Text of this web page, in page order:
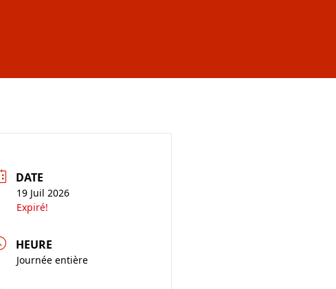
DATE
19 Juil 2026
Expiré!
HEURE
Journée entière